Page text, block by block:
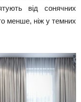
від сонячних
менше, ніж у темних